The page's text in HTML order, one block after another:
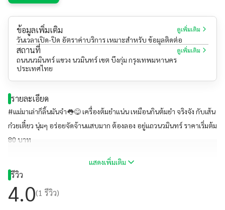
ข้อมูลเพิ่มเติม ดูเพิ่มเติม
วันเวลาเปิด-ปิด อัตราค่าบริการ เหมาะสำหรับ ข้อมูลติดต่อ
สถานที่ ดูเพิ่มเติม
ถนนนวมินทร์ แขวง นวมินทร์ เขต บึงกุ่ม กรุงเทพมหานคร
ประเทศไทย
รายละเอียด
#แม่มาเล่าก็ลิ้นมันจำ👅😋 เครื่องต้มยำแน่น เหมือนกินต้มยำ จริงจัง กับเส้น
ก๋วยเตี๋ยว นุ่มๆ อร่อยจัดจ้านเเสบมาก ต้องลอง อยู่แถวนวมินทร์ ราคาเริ่มต้ม
80 บาท
แสดงเพิ่มเติม
รีวิว
4.0(1 รีวิว)